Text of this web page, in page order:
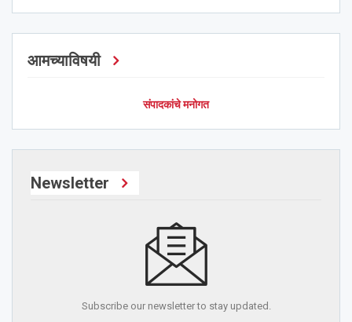
आमच्याविषयी
संपादकांचे मनोगत
Newsletter
Subscribe our newsletter to stay updated.